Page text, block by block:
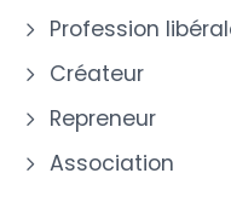
Profession
Créateur
Repreneur
Association